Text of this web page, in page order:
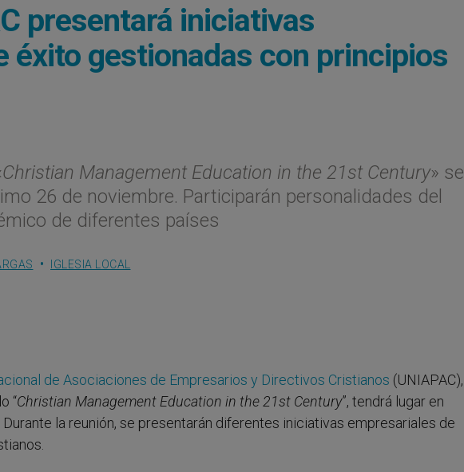
presentará iniciativas
éxito gestionadas con principios
Christian Management Education in the 21st Century» se
26 de noviembre. Participarán personalidades del
de diferentes países
IGLESIA LOCAL
de Asociaciones de Empresarios y Directivos Cristianos (UNIAPAC),
“Christian Management Education in the 21st Century”, tendrá lugar en
la reunión, se presentarán diferentes iniciativas empresariales de